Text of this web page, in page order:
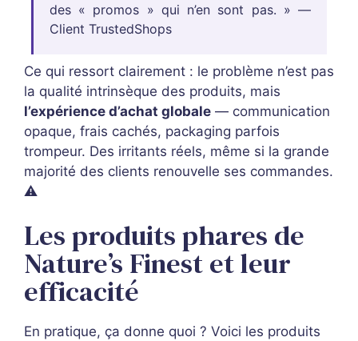
des « promos » qui n’en sont pas. » —
Client TrustedShops
Ce qui ressort clairement : le problème n’est pas
la qualité intrinsèque des produits, mais
l’expérience d’achat globale — communication
opaque, frais cachés, packaging parfois
trompeur. Des irritants réels, même si la grande
majorité des clients renouvelle ses commandes.
⚠️
Les produits phares de
Nature’s Finest et leur
efficacité
En pratique, ça donne quoi ? Voici les produits